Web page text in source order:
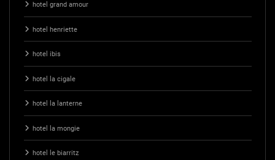
hotel grand amour
hotel henriette
hotel ibis
hotel la cigale
hotel la lanterne
hotel la mongie
hotel le biarritz